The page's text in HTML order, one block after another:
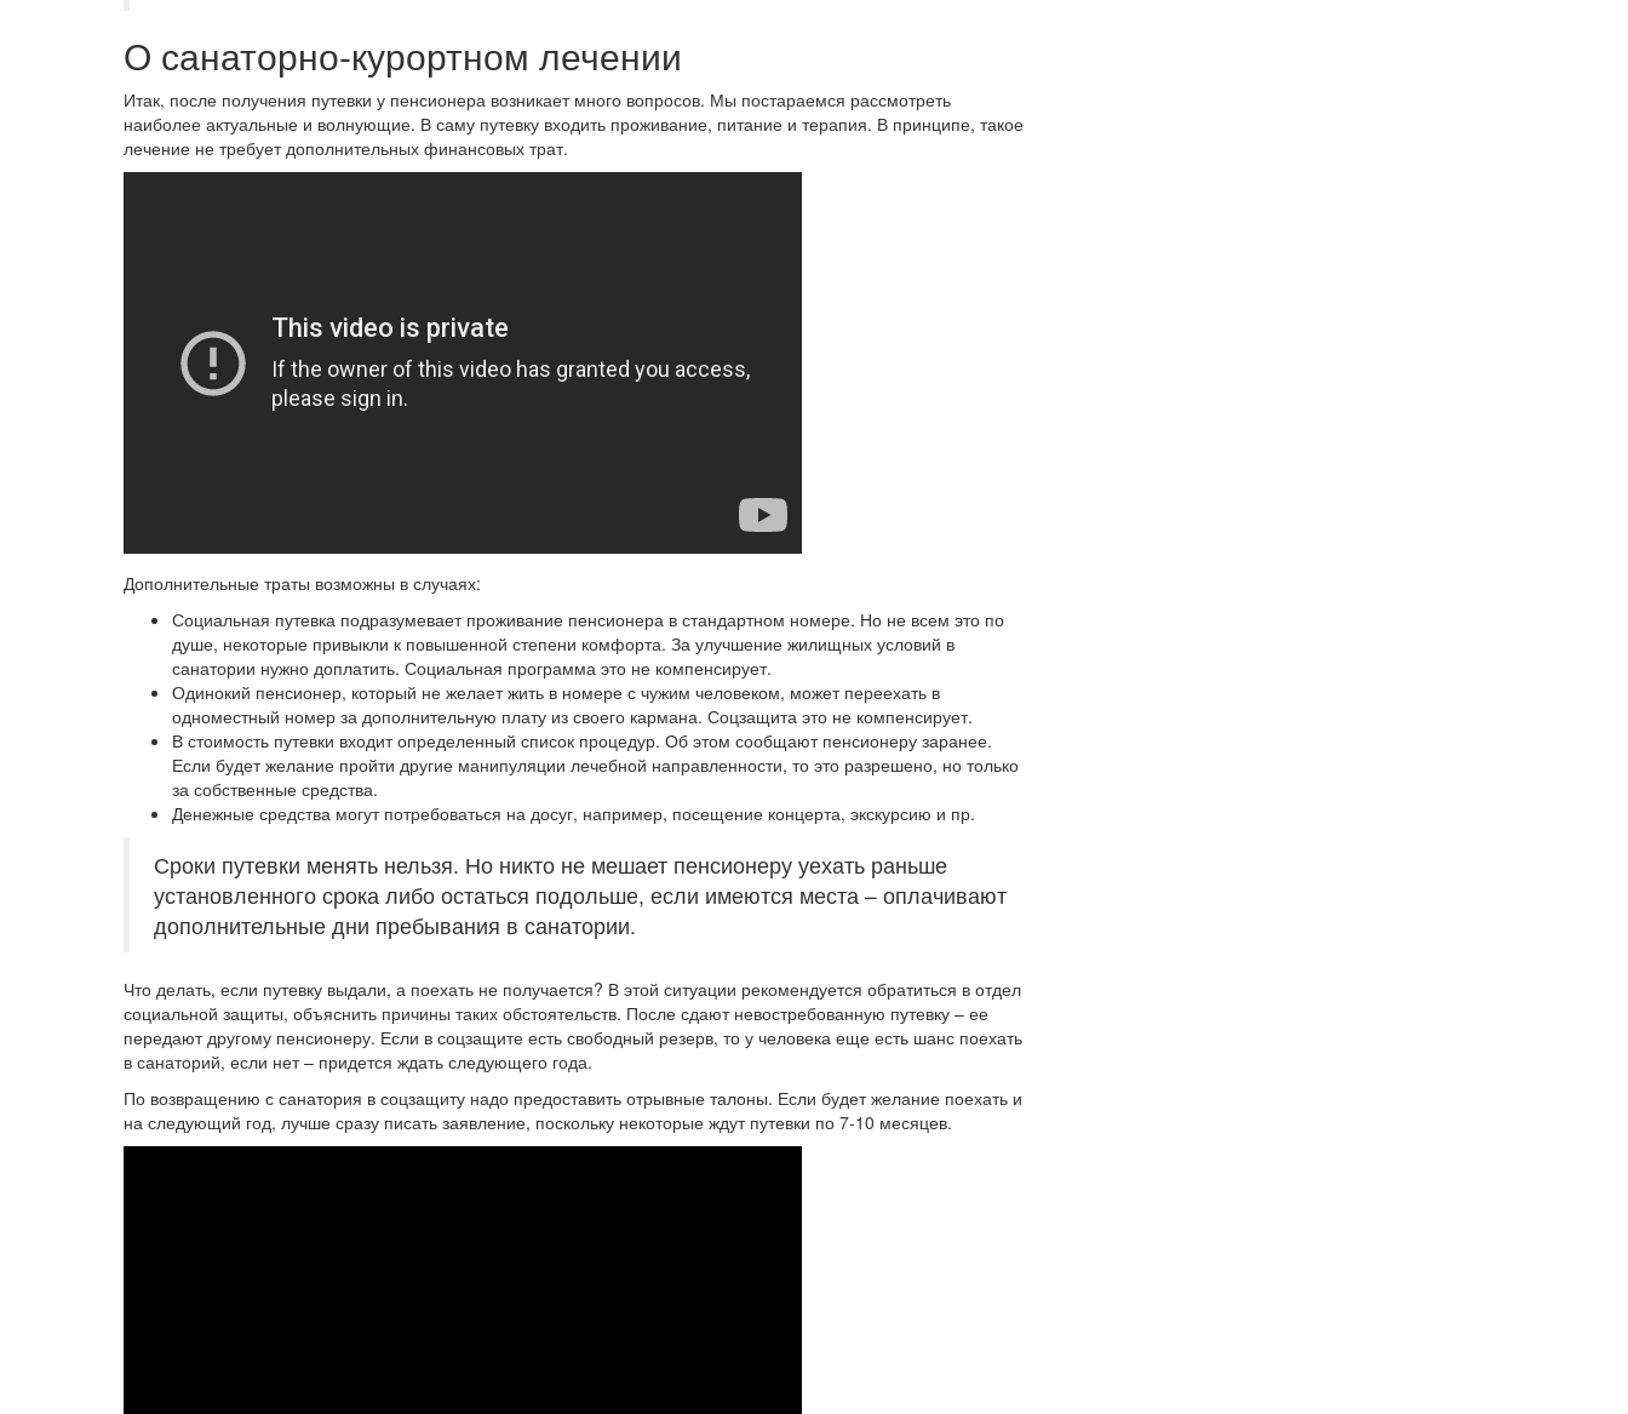
О санаторно-курортном лечении
Итак, после получения путевки у пенсионера возникает много вопросов. Мы постараемся рассмотреть
наиболее актуальные и волнующие. В саму путевку входить проживание, питание и терапия. В принципе, такое
лечение не требует дополнительных финансовых трат.
Дополнительные траты возможны в случаях:
Социальная путевка подразумевает проживание пенсионера в стандартном номере. Но не всем это по
душе, некоторые привыкли к повышенной степени комфорта. За улучшение жилищных условий в
санатории нужно доплатить. Социальная программа это не компенсирует.
Одинокий пенсионер, который не желает жить в номере с чужим человеком, может переехать в
одноместный номер за дополнительную плату из своего кармана. Соцзащита это не компенсирует.
В стоимость путевки входит определенный список процедур. Об этом сообщают пенсионеру заранее.
Если будет желание пройти другие манипуляции лечебной направленности, то это разрешено, но только
за собственные средства.
Денежные средства могут потребоваться на досуг, например, посещение концерта, экскурсию и пр.
Сроки путевки менять нельзя. Но никто не мешает пенсионеру уехать раньше
установленного срока либо остаться подольше, если имеются места – оплачивают
дополнительные дни пребывания в санатории.
Что делать, если путевку выдали, а поехать не получается? В этой ситуации рекомендуется обратиться в отдел
социальной защиты, объяснить причины таких обстоятельств. После сдают невостребованную путевку – ее
передают другому пенсионеру. Если в соцзащите есть свободный резерв, то у человека еще есть шанс поехать
в санаторий, если нет – придется ждать следующего года.
По возвращению с санатория в соцзащиту надо предоставить отрывные талоны. Если будет желание поехать и
на следующий год, лучше сразу писать заявление, поскольку некоторые ждут путевки по 7-10 месяцев.